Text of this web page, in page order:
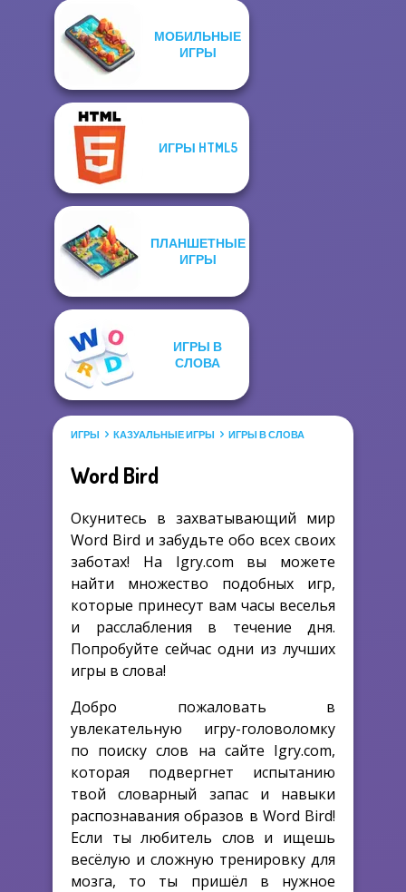
МОБИЛЬНЫЕ
ИГРЫ
ИГРЫ HTML5
ПЛАНШЕТНЫЕ
ИГРЫ
ИГРЫ В
СЛОВА
ИГРЫ КАЗУАЛЬНЫЕ ИГРЫ ИГРЫ В СЛОВА
Word Bird
Окунитесь в захватывающий мир
Word Bird и забудьте обо всех своих
заботах! На Igry.com вы можете
найти множество подобных игр,
которые принесут вам часы веселья
и расслабления в течение дня.
Попробуйте сейчас одни из лучших
игры в слова!
Добро пожаловать в
увлекательную игру-головоломку
по поиску слов на сайте Igry.com,
которая подвергнет испытанию
твой словарный запас и навыки
распознавания образов в Word Bird!
Если ты любитель слов и ищешь
весёлую и сложную тренировку для
мозга, то ты пришёл в нужное